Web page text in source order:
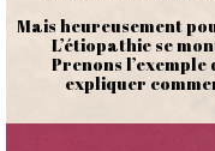
Mais heureusement
L’étiopathie se
Prenons
expliquer